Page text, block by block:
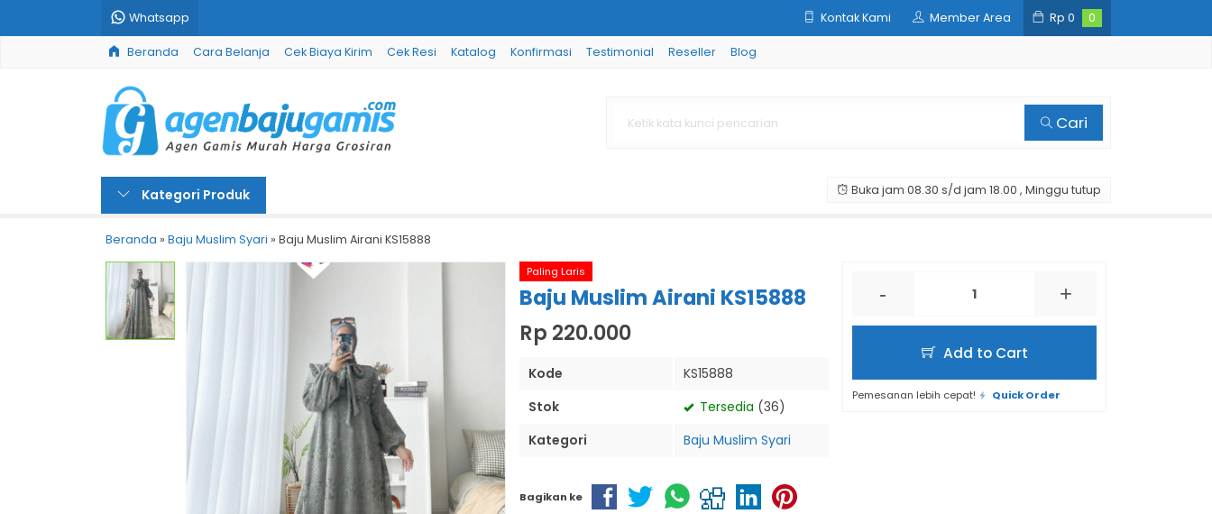
Whatsapp Kontak Kami Member Area Rp 0 0
Beranda Cara Belanja Cek Biaya Kirim Cek Resi Katalog Konfirmasi Testimonial Reseller Blog
Cari
Kategori Produk Buka jam 08.30 s/d jam 18.00 , Minggu tutup
Beranda » Baju Muslim Syari » Baju Muslim Airani KS15888
Paling Laris
Baju Muslim Airani KS15888
Rp 220.000
Kode
KS15888
Stok
Tersedia (36)
Kategori
Baju Muslim Syari
- +
Add to Cart
Pemesanan lebih cepat! Quick Order
Bagikan ke